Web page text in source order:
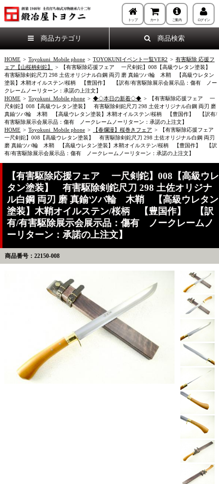
トップ カート ご案内 ログイン
商品カテゴリ 商品検索
HOME > Toyokuni_Mobile phone > TOYOKUNIイベント一覧VER2 > 有害駆除 応援フ
ェア【山桜柄剣鉈】
>
【有害駆除応援フェア 一尺剣鉈】008【高級ウレタン塗装】
有害駆除剣鉈尺刀 298 土佐オリジナル白鋼 両刃 磨 真鍮ツバ輪 木鞘 【高級ウレタン
塗装】木鞘オイルステン/桜柄 【豊国作】 【訳有/有害駆除展示会展示品：傷有 ノー
クレームノーリターン：承諾の上注文】
HOME > Toyokuni_Mobile phone > ◆◇本日の新着◇◆ >
【有害駆除応援フェア 一
尺剣鉈】008【高級ウレタン塗装】 有害駆除剣鉈尺刀 298 土佐オリジナル白鋼 両刃 磨
真鍮ツバ輪 木鞘 【高級ウレタン塗装】木鞘オイルステン/桜柄 【豊国作】 【訳有/
有害駆除展示会展示品：傷有 ノークレームノーリターン：承諾の上注文】
HOME > Toyokuni_Mobile phone > 【春爛漫】桜巻きフェア >
【有害駆除応援フェア
一尺剣鉈】008【高級ウレタン塗装】 有害駆除剣鉈尺刀 298 土佐オリジナル白鋼 両刃
磨 真鍮ツバ輪 木鞘 【高級ウレタン塗装】木鞘オイルステン/桜柄 【豊国作】 【訳
有/有害駆除展示会展示品：傷有 ノークレームノーリターン：承諾の上注文】
【有害駆除応援フェア 一尺剣鉈】008【高級ウレ
タン塗装】 有害駆除剣鉈尺刀 298 土佐オリジナ
ル白鋼 両刃 磨 真鍮ツバ輪 木鞘 【高級ウレタン
塗装】木鞘オイルステン/桜柄 【豊国作】 【訳
有/有害駆除展示会展示品：傷有 ノークレームノ
ーリターン：承諾の上注文】
商品番号：22150-008